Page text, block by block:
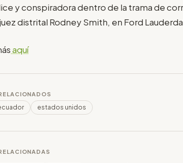
y conspiradora dentro de la trama de
distrital Rodney Smith, en Ford
aquí
estados unidos